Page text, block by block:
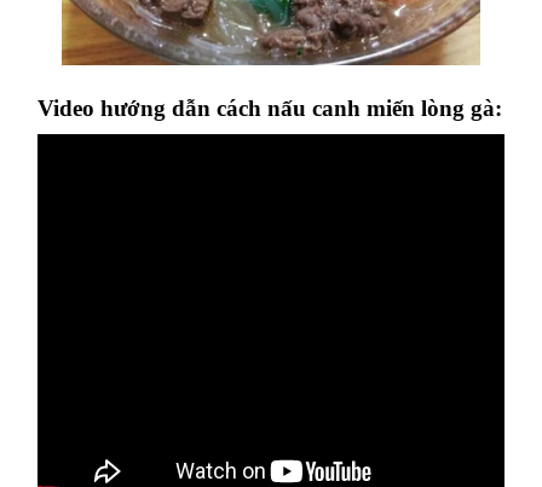
Video hướng dẫn cách nấu canh miến lòng gà: